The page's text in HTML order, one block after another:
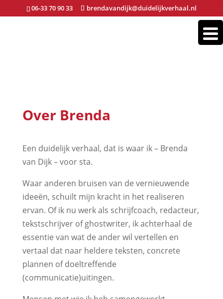
06-33 70 90 33 brendavandijk@duidelijkverhaal.nl
Over Brenda
Een duidelijk verhaal, dat is waar ik – Brenda
van Dijk – voor sta.
Waar anderen bruisen van de vernieuwende
ideeën, schuilt mijn kracht in het realiseren
ervan. Of ik nu werk als schrijfcoach, redacteur,
tekstschrijver of ghostwriter, ik achterhaal de
essentie van wat de ander wil vertellen en
vertaal dat naar heldere teksten, concrete
plannen of doeltreffende
(communicatie)uitingen.